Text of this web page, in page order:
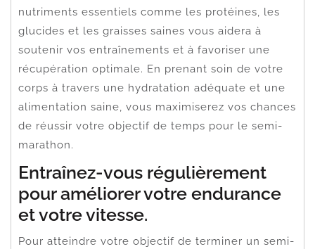
nutriments essentiels comme les protéines, les
glucides et les graisses saines vous aidera à
soutenir vos entraînements et à favoriser une
récupération optimale. En prenant soin de votre
corps à travers une hydratation adéquate et une
alimentation saine, vous maximiserez vos chances
de réussir votre objectif de temps pour le semi-
marathon.
Entraînez-vous régulièrement
pour améliorer votre endurance
et votre vitesse.
Pour atteindre votre objectif de terminer un semi-